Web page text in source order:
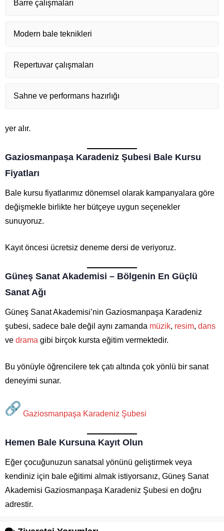
Barre çalışmaları
Modern bale teknikleri
Repertuvar çalışmaları
Sahne ve performans hazırlığı
yer alır.
Gaziosmanpaşa Karadeniz Şubesi Bale Kursu
Fiyatları
Bale kursu fiyatlarımız dönemsel olarak kampanyalara göre
değişmekle birlikte her bütçeye uygun seçenekler
sunuyoruz.
Kayıt öncesi ücretsiz deneme dersi de veriyoruz.
Güneş Sanat Akademisi – Bölgenin En Güçlü
Sanat Ağı
Güneş Sanat Akademisi’nin Gaziosmanpaşa Karadeniz
şubesi, sadece bale değil aynı zamanda müzik, resim, dans
ve drama gibi birçok kursta eğitim vermektedir.
Bu yönüyle öğrencilere tek çatı altında çok yönlü bir sanat
deneyimi sunar.
Gaziosmanpaşa Karadeniz Şubesi
Hemen Bale Kursuna Kayıt Olun
Eğer çocuğunuzun sanatsal yönünü geliştirmek veya
kendiniz için bale eğitimi almak istiyorsanız, Güneş Sanat
Akademisi Gaziosmanpaşa Karadeniz Şubesi en doğru
adrestir.